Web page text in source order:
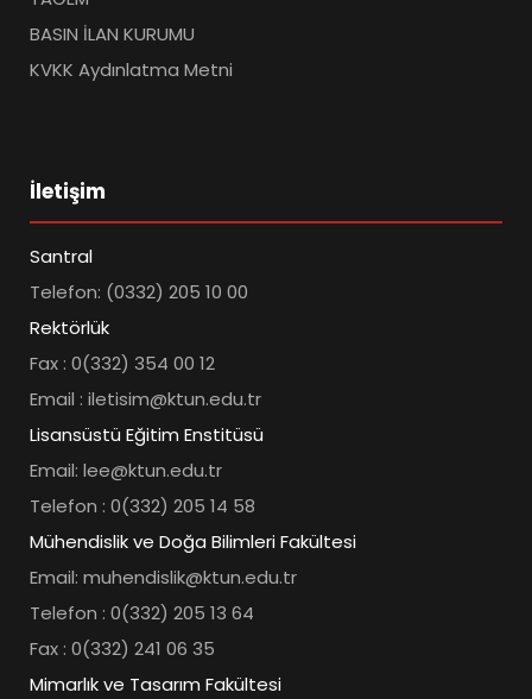
BASIN İLAN KURUMU
KVKK Aydınlatma Metni
İletişim
Santral
Telefon: (0332) 205 10 00
Rektörlük
Fax : 0(332) 354 00 12
Email : iletisim@ktun.edu.tr
Lisansüstü Eğitim Enstitüsü
Email: lee@ktun.edu.tr
Telefon : 0(332) 205 14 58
Mühendislik ve Doğa Bilimleri Fakültesi
Email: muhendislik@ktun.edu.tr
Telefon : 0(332) 205 13 64
Fax : 0(332) 241 06 35
Mimarlık ve Tasarım Fakültesi